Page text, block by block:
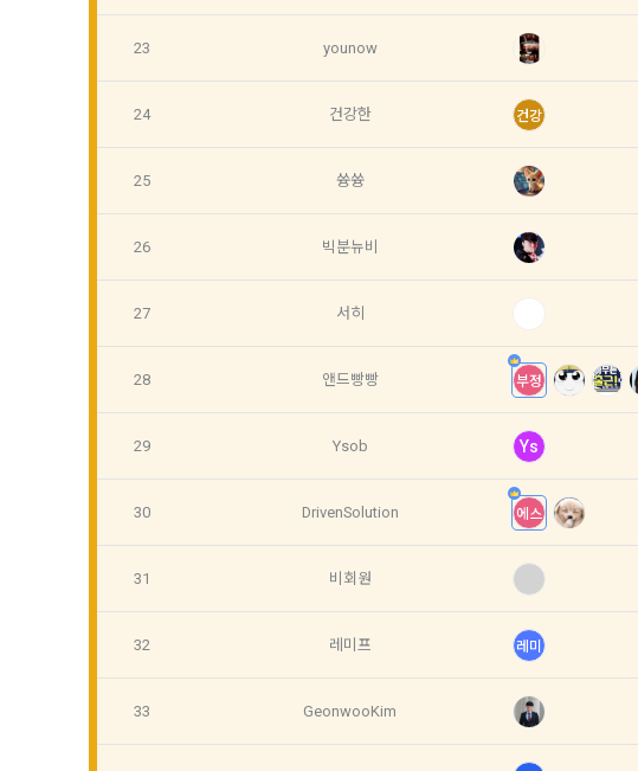
소셜 계정
3. 제2항 신청에 있어 "회
수 있다. "회원"은 본인인증
4. 페이스북 등 외부서비스
비스 제공을 위해 “회사”가
누르면 “회사”가 웹 상의
5. “회원”은 이용계약 성립
6. 약관 및 실정법 위반 시 “
제 6 조 (개인정보)
1. “개인회원” 및 “인재회
2. “회사”는 이용계약과 서
며 제공·생산한 정보를 수집
3. “개인회원” 및 “인재회
한 동의를 철회할 수 있다.
제 7 조 (서비스의 내용과
1. "회사"는 제2조 제2항에
다. 인재풀 등록 서비스
라. 커리어 개발과 대회와
4) 보상금 지급 시 수집하는
필수항목: 본인 계좌정보(
5) 채용 합격 시, 기업의 요
필수항목: 합격자의 연봉정보
6) 서비스 이용과정이나 사
IP Address, 쿠키, 방문일
나. 개인정보 수집방법
1) 회원가입 및 서비스 이
는 경우, 해당 개인정보를 수
2) 데이콘 인재풀 등록, 기
3) 운영자를 통한 문의 과
4) 오프라인에서 진행되는
23 younow
24 건강한 건강
25 쓩쓩
26 빅분뉴비
27 서히
28 앤드빵빵 부정
29 Ysob Ys
30 DrivenSolution 에스
31 비회원
32 레미프 레미
33 GeonwooKim